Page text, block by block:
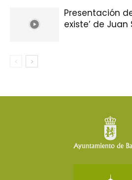
Presentación
existe’ de Juan